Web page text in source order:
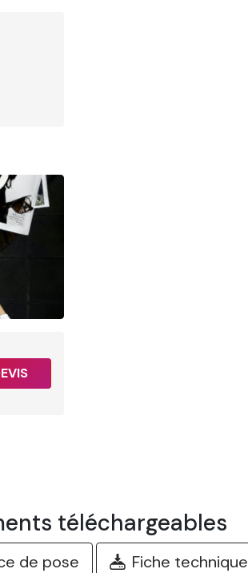
téléchargeables
de pose Fiche technique